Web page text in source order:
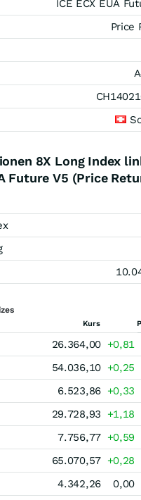
ICE ECX EUA
Price
8X Long Index
Future V5 (Price
Kurs
26.364,00 +0,81
54.036,10 +0,25
6.523,86 +0,33
29.728,93
+1,18
7.756,77 +0,59
65.070,57 +0,28
4.342,26
0,00